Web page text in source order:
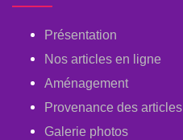
Présentation
Nos articles en ligne
Aménagement
Provenance des articles
Galerie photos